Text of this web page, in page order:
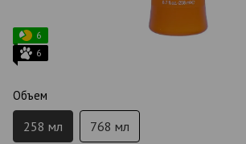
6
6
Объем
258 мл 768 мл